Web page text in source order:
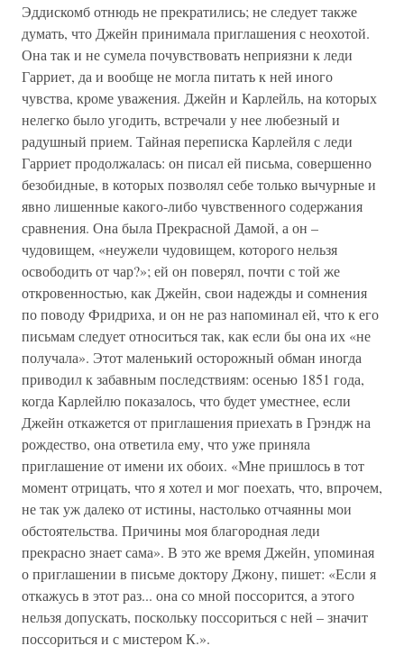
Эддискомб отнюдь не прекратились; не следует также
думать, что Джейн принимала приглашения с неохотой.
Она так и не сумела почувствовать неприязни к леди
Гарриет, да и вообще не могла питать к ней иного
чувства, кроме уважения. Джейн и Карлейль, на которых
нелегко было угодить, встречали у нее любезный и
радушный прием. Тайная переписка Карлейля с леди
Гарриет продолжалась: он писал ей письма, совершенно
безобидные, в которых позволял себе только вычурные и
явно лишенные какого-либо чувственного содержания
сравнения. Она была Прекрасной Дамой, а он –
чудовищем, «неужели чудовищем, которого нельзя
освободить от чар?»; ей он поверял, почти с той же
откровенностью, как Джейн, свои надежды и сомнения
по поводу Фридриха, и он не раз напоминал ей, что к его
письмам следует относиться так, как если бы она их «не
получала». Этот маленький осторожный обман иногда
приводил к забавным последствиям: осенью 1851 года,
когда Карлейлю показалось, что будет уместнее, если
Джейн откажется от приглашения приехать в Грэндж на
рождество, она ответила ему, что уже приняла
приглашение от имени их обоих. «Мне пришлось в тот
момент отрицать, что я хотел и мог поехать, что, впрочем,
не так уж далеко от истины, настолько отчаянны мои
обстоятельства. Причины моя благородная леди
прекрасно знает сама». В это же время Джейн, упоминая
о приглашении в письме доктору Джону, пишет: «Если я
откажусь в этот раз... она со мной поссорится, а этого
нельзя допускать, поскольку поссориться с ней – значит
поссориться и с мистером К.».